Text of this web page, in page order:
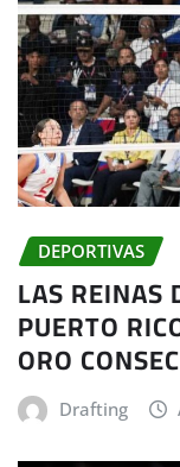
DEPORTIVAS
LAS REINAS
PUERTO
ORO
Drafting